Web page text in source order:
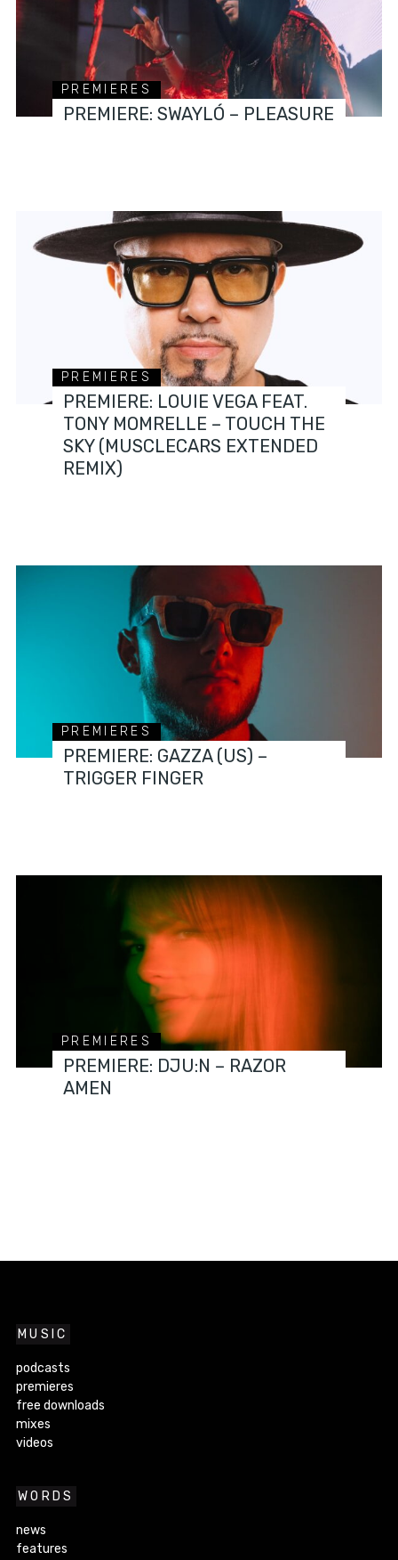
PREMIERES
PREMIERE: SWAYLÓ – PLEASURE
PREMIERES
PREMIERE: LOUIE VEGA FEAT.
TONY MOMRELLE – TOUCH THE
SKY (MUSCLECARS EXTENDED
REMIX)
PREMIERES
PREMIERE: GAZZA (US) –
TRIGGER FINGER
PREMIERES
PREMIERE: DJU:N – RAZOR
AMEN
MUSIC
podcasts
premieres
free downloads
mixes
videos
WORDS
news
features